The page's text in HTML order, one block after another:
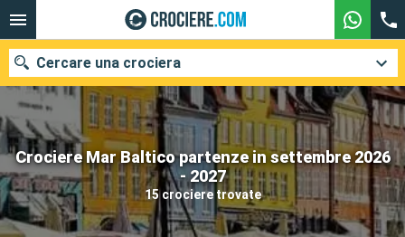
Crociere Mar Baltico partenze in settembre 2026
- 2027
15 crociere trovate
Cercare una crociera
Le nostre destinazioni
Mesi di partenza